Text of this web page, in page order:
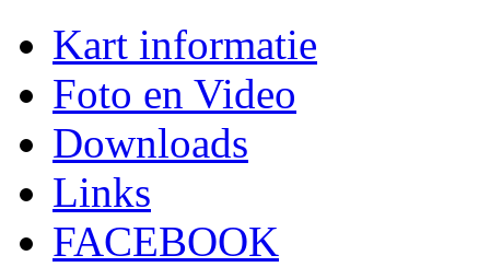
Kart informatie
Foto en Video
Downloads
Links
FACEBOOK